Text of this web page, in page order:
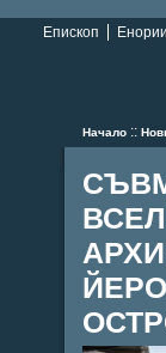
Епископ Енории
Начало ::